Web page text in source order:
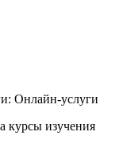
Онлайн-услуги
курсы изучения